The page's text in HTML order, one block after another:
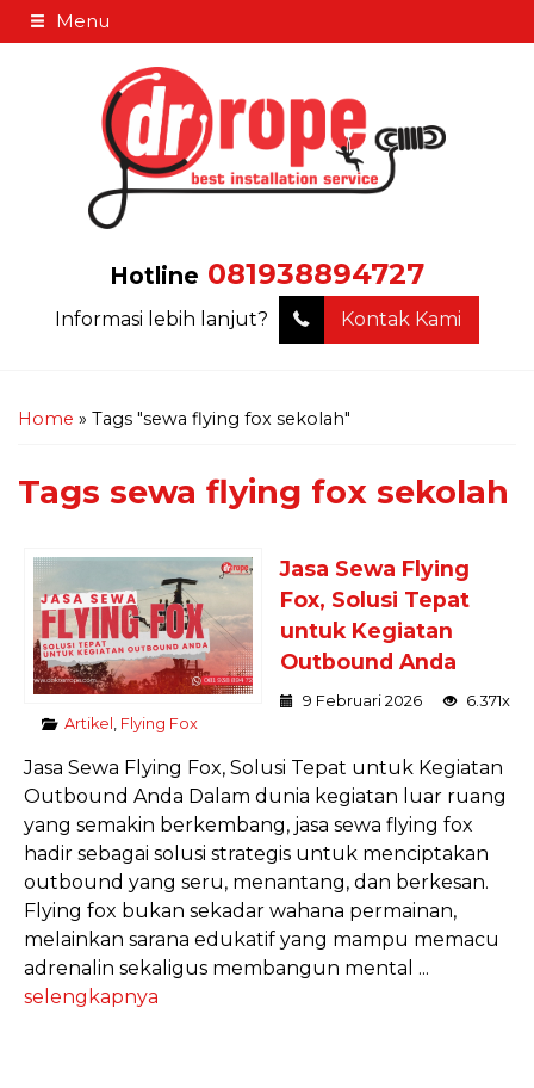
Menu
Hotline 081938894727
Informasi lebih lanjut? Kontak Kami
Home » Tags "sewa flying fox sekolah"
Tags sewa flying fox sekolah
Jasa Sewa Flying
Fox, Solusi Tepat
untuk Kegiatan
Outbound Anda
9 Februari 2026
6.371x
Artikel
Flying Fox
Jasa Sewa Flying Fox, Solusi Tepat untuk Kegiatan
Outbound Anda Dalam dunia kegiatan luar ruang
yang semakin berkembang, jasa sewa flying fox
hadir sebagai solusi strategis untuk menciptakan
outbound yang seru, menantang, dan berkesan.
Flying fox bukan sekadar wahana permainan,
melainkan sarana edukatif yang mampu memacu
adrenalin sekaligus membangun mental ...
selengkapnya